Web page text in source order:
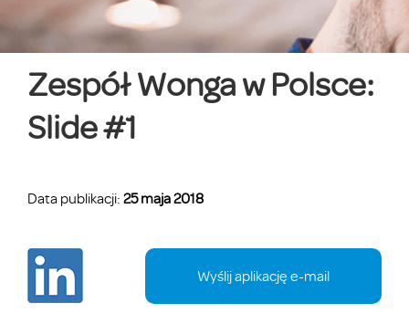
Zespół Wonga w Polsce:
Slide #1
Data publikacji: 25 maja 2018
Wyślij aplikację e-mail